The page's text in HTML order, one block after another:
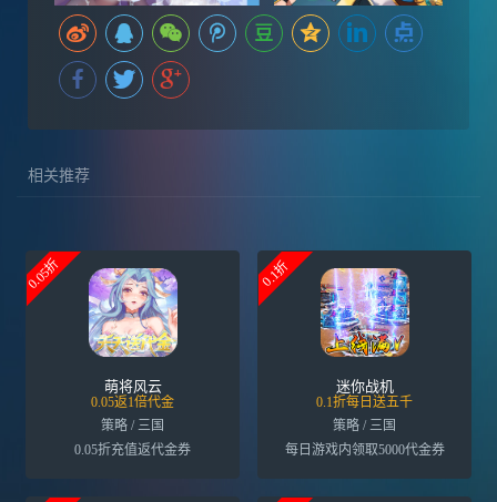
相关推荐
0.05折
萌将风云
0.05返1倍代金
策略 / 三国
0.05折充值返代金券
0.1折
迷你战机
0.1折每日送五千
策略 / 三国
每日游戏内领取5000代金券